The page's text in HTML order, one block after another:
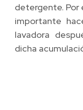
detergente. Por
importante
lavadora
dicha